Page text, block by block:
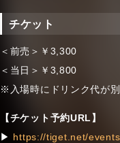
チケット
＜前売＞￥3,300
＜当日＞￥3,800
※入場時にドリンク代が
【チケット予約URL】
▶︎ https://tiget.net/